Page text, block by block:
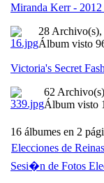
Miranda Kerr -
28
Álbum visto
Victoria's Secret
62
Álbum visto
16 álbumes en 2
Elecciones de Reinas
Sesi�n de Fotos